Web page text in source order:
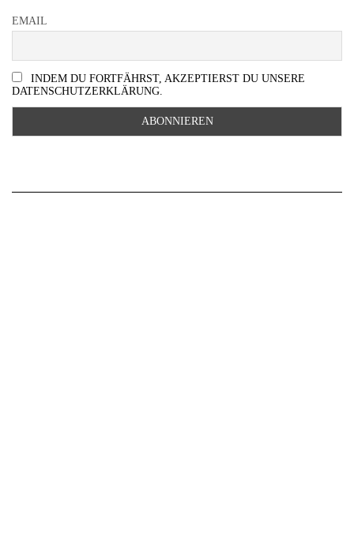
EMAIL
INDEM DU FORTFÄHRST, AKZEPTIERST DU UNSERE
DATENSCHUTZERKLÄRUNG.